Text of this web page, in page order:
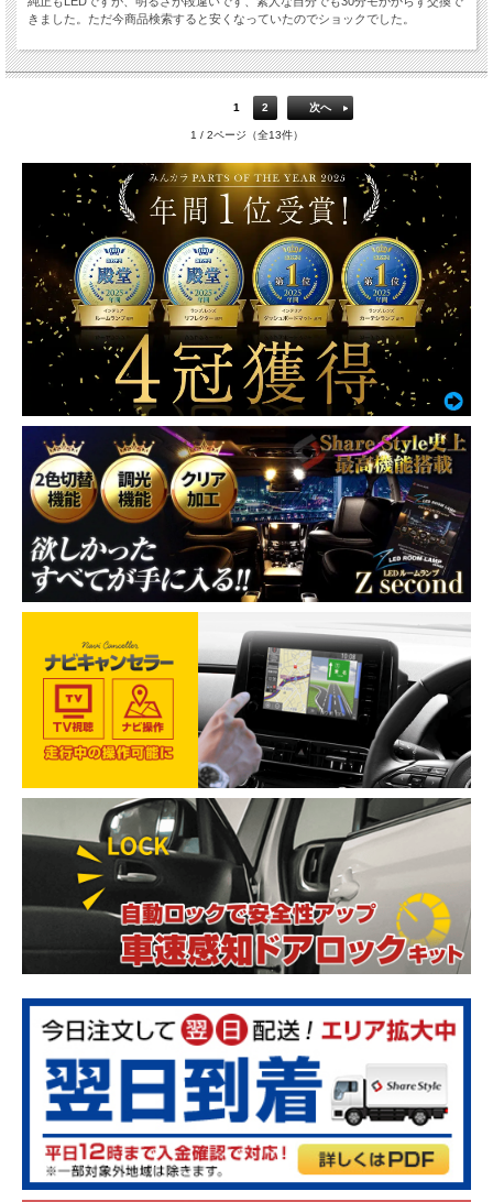
きました。ただ今商品検索すると安くなっていたのでショックでした。
1 2 次へ
1 / 2ページ（全13件）